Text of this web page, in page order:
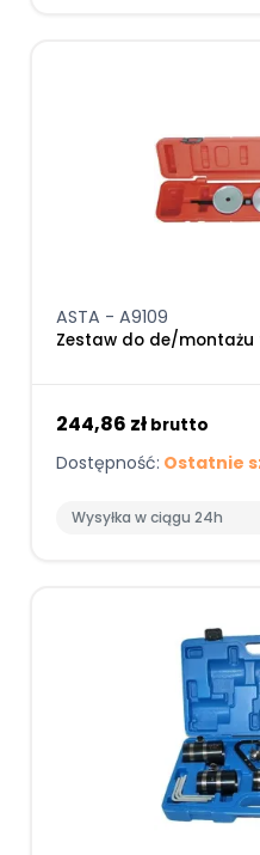
ASTA - A9109
Zestaw do de/
244,86 zł brutto
Dostępność: Ostatnie
Wysyłka w ciągu 24h